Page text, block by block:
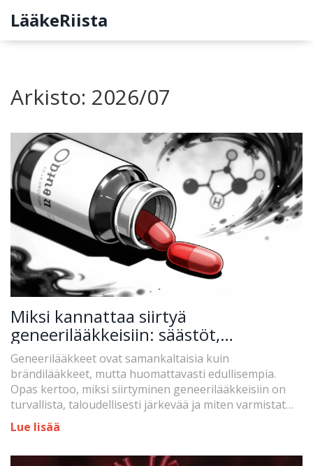
LääkeRiista
Arkisto: 2026/07
Miksi kannattaa siirtyä
geneerilääkkeisiin: säästöt,
turvallisuus ja todelliset hyödyt
Geneerilääkkeet ovat samankaltaisia kuin
brändilääkkeet, mutta huomattavasti edullisempia.
Opas kertoo, miksi siirtyminen geneerilääkkeisiin on
turvallista, taloudellisesti järkevää ja miten varmistat
oikean hoidon.
Lue lisää